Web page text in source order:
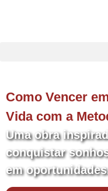
Como Vencer
Vida com a
Uma obra
conquistar
em